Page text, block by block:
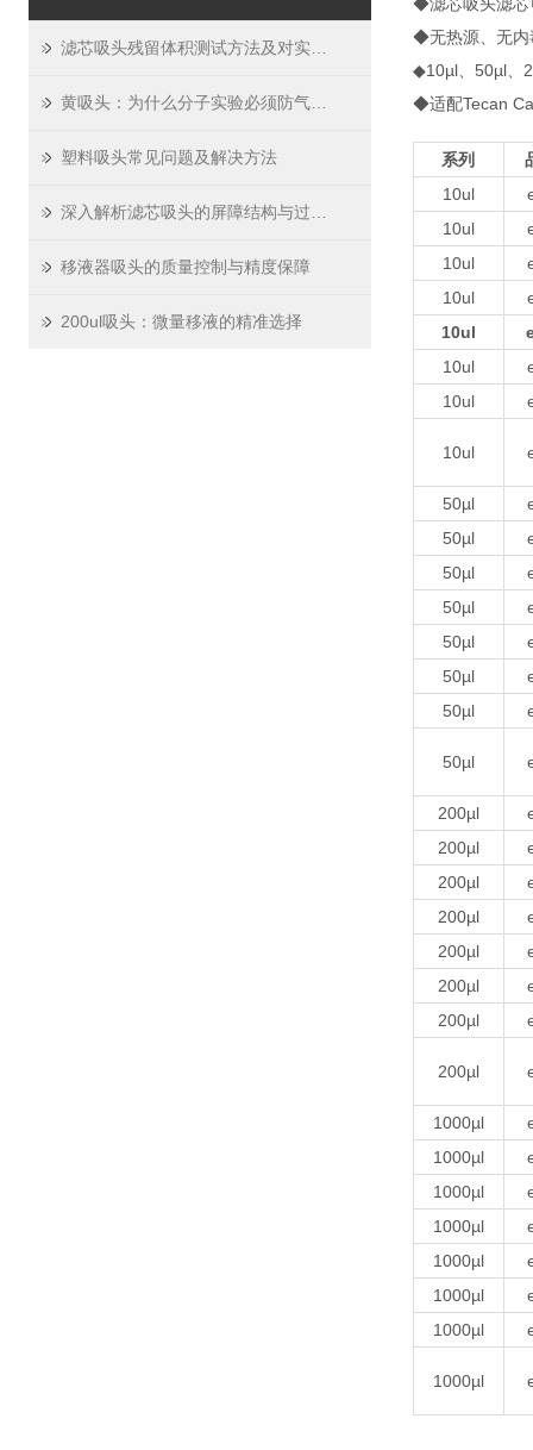
塑料吸头常见问题及解决方法
移液器吸头的质量控制与精度保障
200ul吸头：微量移液的精准选择
◆无热源、无内
◆10µl、50µl、
◆适配Tecan
系列
10ul
10ul
10ul
10ul
10ul
10ul
10ul
10ul
50µl
50µl
50µl
50µl
50µl
50µl
50µl
50µl
200µl
200µl
200µl
200µl
200µl
200µl
200µl
200µl
1000µl
1000µl
1000µl
1000µl
1000µl
1000µl
1000µl
1000µl